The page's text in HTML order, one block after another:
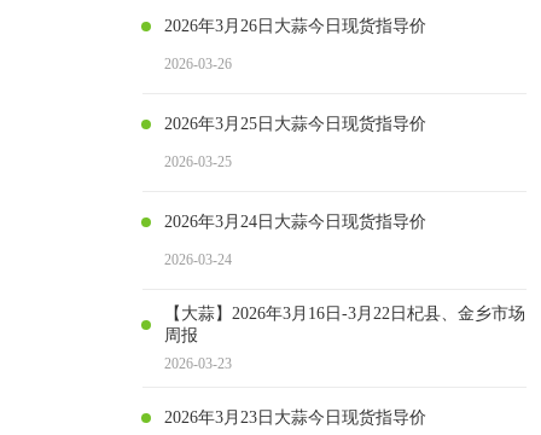
2026年3月26日大蒜今日现货指导价
2026-03-26
2026年3月25日大蒜今日现货指导价
2026-03-25
2026年3月24日大蒜今日现货指导价
2026-03-24
【大蒜】2026年3月16日-3月22日杞县、金乡市场
周报
2026-03-23
2026年3月23日大蒜今日现货指导价